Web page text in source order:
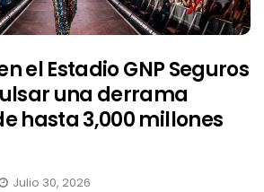
el Estadio GNP Seguros
una derrama
hasta 3,000 millones
Julio 30, 2026